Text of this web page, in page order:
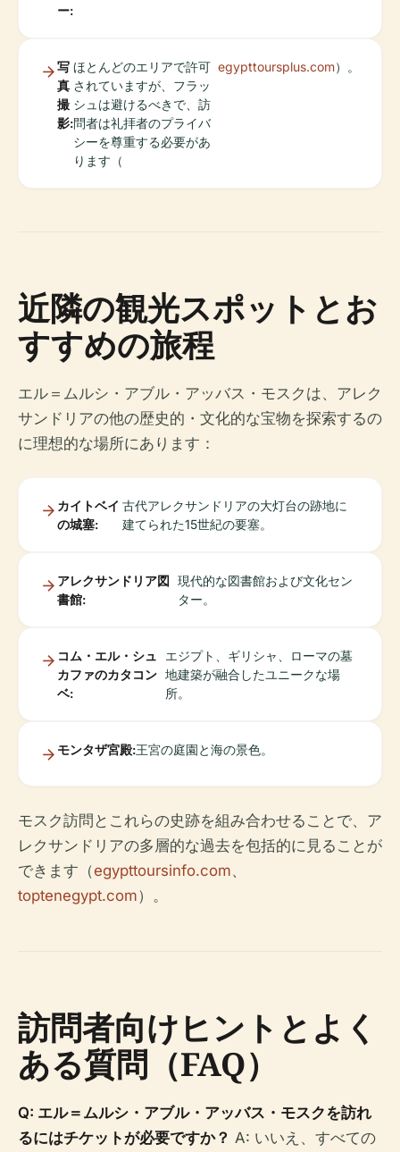
ー:
写
真
撮
影:
ほとんどのエリアで許可
されていますが、フラッ
シュは避けるべきで、訪
問者は礼拝者のプライバ
シーを尊重する必要があ
ります（
egypttoursplus.com）。
近隣の観光スポットとお
すすめの旅程
エル＝ムルシ・アブル・アッバス・モスクは、アレク
サンドリアの他の歴史的・文化的な宝物を探索するの
に理想的な場所にあります：
カイトベイ
の城塞:
古代アレクサンドリアの大灯台の跡地に
建てられた15世紀の要塞。
アレクサンドリア図
書館:
現代的な図書館および文化セン
ター。
コム・エル・シュ
カファのカタコン
ベ:
エジプト、ギリシャ、ローマの墓
地建築が融合したユニークな場
所。
モンタザ宮殿:王宮の庭園と海の景色。
モスク訪問とこれらの史跡を組み合わせることで、ア
レクサンドリアの多層的な過去を包括的に見ることが
できます（egypttoursinfo.com、
toptenegypt.com）。
訪問者向けヒントとよく
ある質問（FAQ）
Q: エル＝ムルシ・アブル・アッバス・モスクを訪れ
るにはチケットが必要ですか？ A: いいえ、すべての